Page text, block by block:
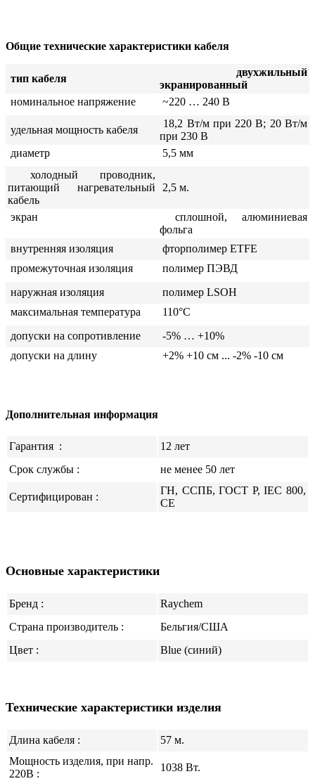
Общие технические характеристики кабеля
тип кабеля
двухжильный
экранированный
номинальное напряжение
~220 … 240 В
удельная мощность кабеля
18,2 Вт/м при 220 В; 20 Вт/м
при 230 В
диаметр
5,5 мм
холодный проводник,
питающий нагревательный
кабель
2,5 м. ­
экран
сплошной, алюминиевая
фольга
внутренняя изоляция
фторполимер ETFE
промежуточная изоляция
полимер ПЭВД
наружная изоляция
полимер LSOH
максимальная температура
110°C
допуски на сопротивление
-5% … +10%
допуски на длину
+2% +10 см ... -2% -10 см
Дополнительная информация
Гарантия :
12 лет
Срок службы :
не менее 50 лет
Сертифицирован :
ГН, ССПБ, ГОСТ Р, IEC 800,
CE
Основные характеристики
Бренд :
Raychem
Страна производитель :
Бельгия/США
Цвет :
Blue (синий)
Технические характеристики изделия
Длина кабеля :
57 м.
Мощность изделия, при напр.
220В :
1038 Вт.